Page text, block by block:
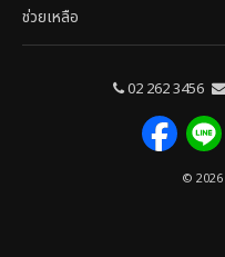
ช่วยเหลือ
02 262 3456
© 2026